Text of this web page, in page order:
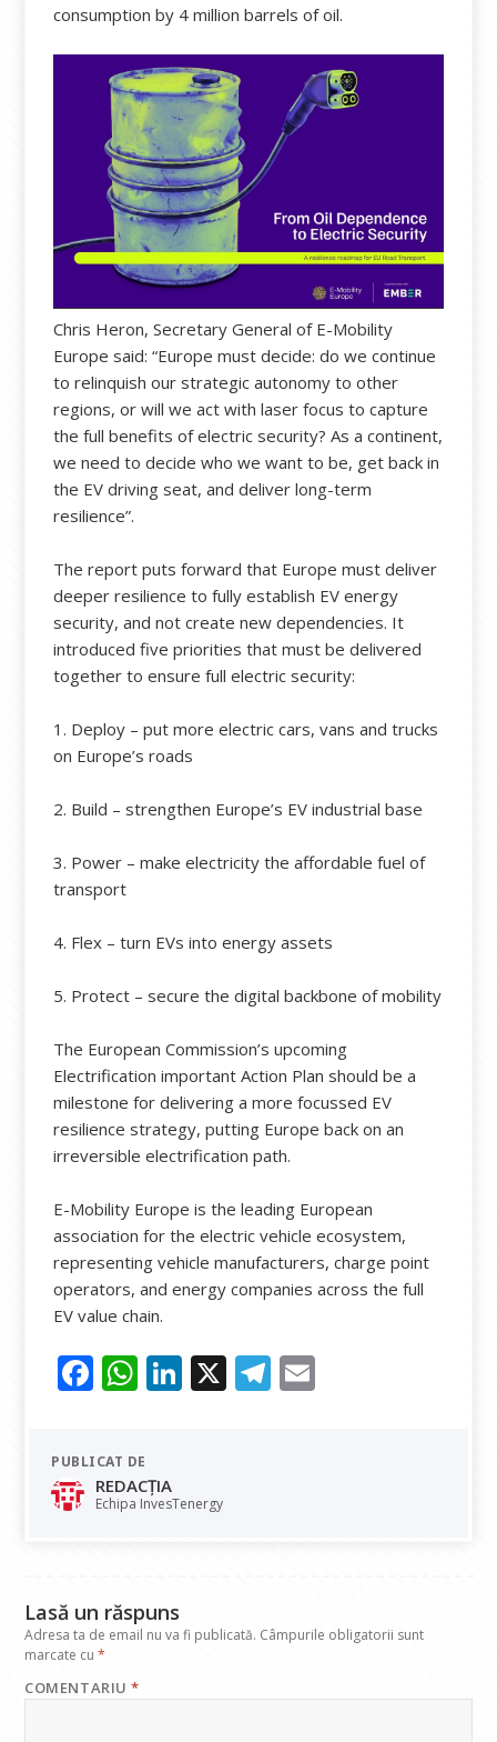
consumption by 4 million barrels of oil.
Chris Heron, Secretary General of E-Mobility
Europe said: “Europe must decide: do we continue
to relinquish our strategic autonomy to other
regions, or will we act with laser focus to capture
the full benefits of electric security? As a continent,
we need to decide who we want to be, get back in
the EV driving seat, and deliver long-term
resilience”.
The report puts forward that Europe must deliver
deeper resilience to fully establish EV energy
security, and not create new dependencies. It
introduced five priorities that must be delivered
together to ensure full electric security:
1. Deploy – put more electric cars, vans and trucks
on Europe’s roads
2. Build – strengthen Europe’s EV industrial base
3. Power – make electricity the affordable fuel of
transport
4. Flex – turn EVs into energy assets
5. Protect – secure the digital backbone of mobility
The European Commission’s upcoming
Electrification important Action Plan should be a
milestone for delivering a more focussed EV
resilience strategy, putting Europe back on an
irreversible electrification path.
E-Mobility Europe is the leading European
association for the electric vehicle ecosystem,
representing vehicle manufacturers, charge point
operators, and energy companies across the full
EV value chain.
F
e
b
o
W
at
s
A
Li
dI
X T
PUBLICAT DE
REDACȚIA
Echipa InvesTenergy
Lasă un răspuns
Adresa ta de email nu va fi publicată. Câmpurile obligatorii sunt
marcate cu*
COMENTARIU*